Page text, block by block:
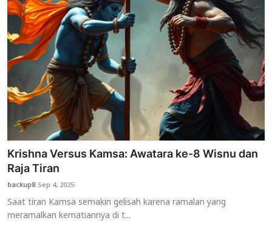
Krishna Versus Kamsa: Awatara ke-8 Wisnu dan
Raja Tiran
backup8 Sep 4, 2025
Saat tiran Kamsa semakin gelisah karena ramalan yang
meramalkan kematiannya di t...